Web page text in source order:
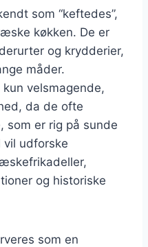
som “keftedes”,
køkken. De er
og krydderier,
måder.
velsmagende,
da de ofte
som er rig på sunde
udforske
og historiske
som en